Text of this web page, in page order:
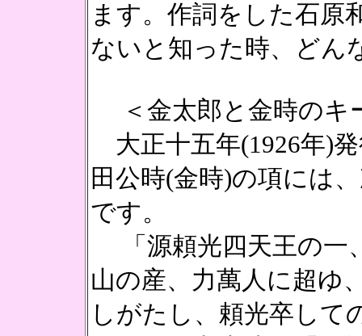
ます。作詞をした石原
ないと知った時、どん
＜金太郎と金時のキ
大正十五年(1926年)
田公時(金時)の項には
です。
「源頼光四天王の一
山の産、力萬人に超ゆ
しがたし、頼光卒して